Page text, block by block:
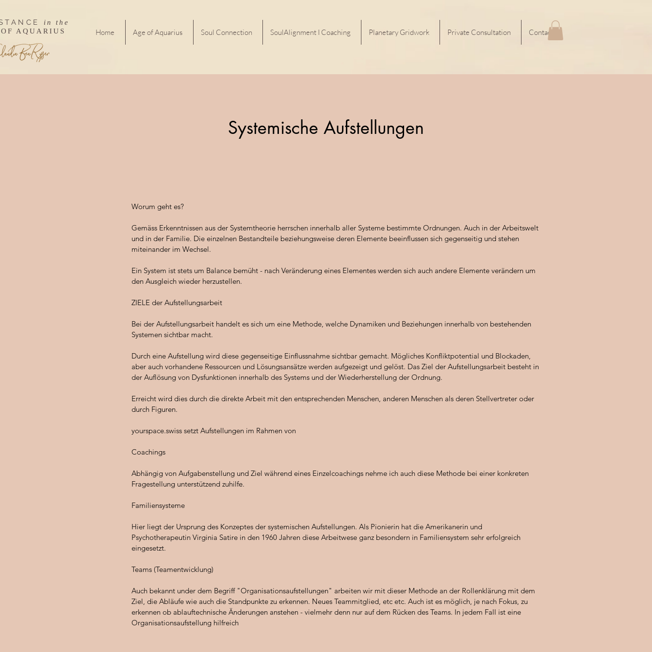
in the
AQUARIUS
Home Age of Aquarius Soul Connection SoulAlignment I Coaching Planetary Gridwork Private Consultation Contact
Systemische Aufstellungen
Worum geht es?
Gemäss Erkenntnissen aus der Systemtheorie herrschen innerhalb aller Systeme bestimmte Ordnungen. Auch in der Arbeitswelt
und in der Familie. Die einzelnen Bestandteile beziehungsweise deren Elemente beeinflussen sich gegenseitig und stehen
miteinander im Wechsel.
Ein System ist stets um Balance bemüht - nach Veränderung eines Elementes werden sich auch andere Elemente verändern um
den Ausgleich wieder herzustellen.
ZIELE der Aufstellungsarbeit
Bei der Aufstellungsarbeit handelt es sich um eine Methode, welche Dynamiken und Beziehungen innerhalb von bestehenden
Systemen sichtbar macht.
Durch eine Aufstellung wird diese gegenseitige Einflussnahme sichtbar gemacht. Mögliches Konfliktpotential und Blockaden,
aber auch vorhandene Ressourcen und Lösungsansätze werden aufgezeigt und gelöst. Das Ziel der Aufstellungsarbeit besteht in
der Auflösung von Dysfunktionen innerhalb des Systems und der Wiederherstellung der Ordnung.
Erreicht wird dies durch die direkte Arbeit mit den entsprechenden Menschen, anderen Menschen als deren Stellvertreter oder
durch Figuren.
yourspace.swiss setzt Aufstellungen im Rahmen von
Coachings
Abhängig von Aufgabenstellung und Ziel während eines Einzelcoachings nehme ich auch diese Methode bei einer konkreten
Fragestellung unterstützend zuhilfe.
Familiensysteme
Hier liegt der Ursprung des Konzeptes der systemischen Aufstellungen. Als Pionierin hat die Amerikanerin und
Psychotherapeutin Virginia Satire in den 1960 Jahren diese Arbeitwese ganz besondern in Familiensystem sehr erfolgreich
eingesetzt.
Teams (Teamentwicklung)
Auch bekannt under dem Begriff "Organisationsaufstellungen" arbeiten wir mit dieser Methode an der Rollenklärung mit dem
Ziel, die Abläufe wie auch die Standpunkte zu erkennen. Neues Teammitglied, etc etc. Auch ist es möglich, je nach Fokus, zu
erkennen ob ablauftechnische Änderungen anstehen - vielmehr denn nur auf dem Rücken des Teams. In jedem Fall ist eine
Organisationsaufstellung hilfreich